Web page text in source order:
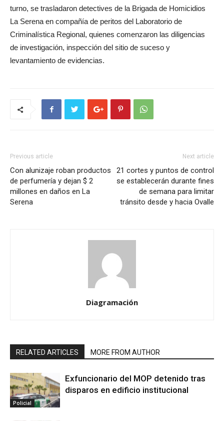
turno, se trasladaron detectives de la Brigada de Homicidios
La Serena en compañía de peritos del Laboratorio de
Criminalística Regional, quienes comenzaron las diligencias
de investigación, inspección del sitio de suceso y
levantamiento de evidencias.
Previous article
Con alunizaje roban productos
de perfumería y dejan $ 2
millones en daños en La
Serena
Next article
21 cortes y puntos de control
se establecerán durante fines
de semana para limitar
tránsito desde y hacia Ovalle
Diagramación
RELATED ARTICLES MORE FROM AUTHOR
Policial
Exfuncionario del MOP detenido tras
disparos en edificio institucional